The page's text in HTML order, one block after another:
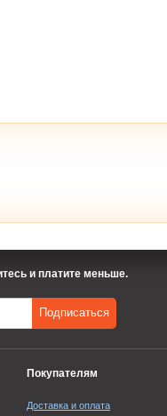
и платите меньше.
Подписаться
Покупателям
Доставка и оплата